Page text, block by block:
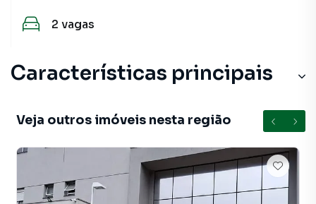
2 vagas
Características principais
Veja outros imóveis nesta região